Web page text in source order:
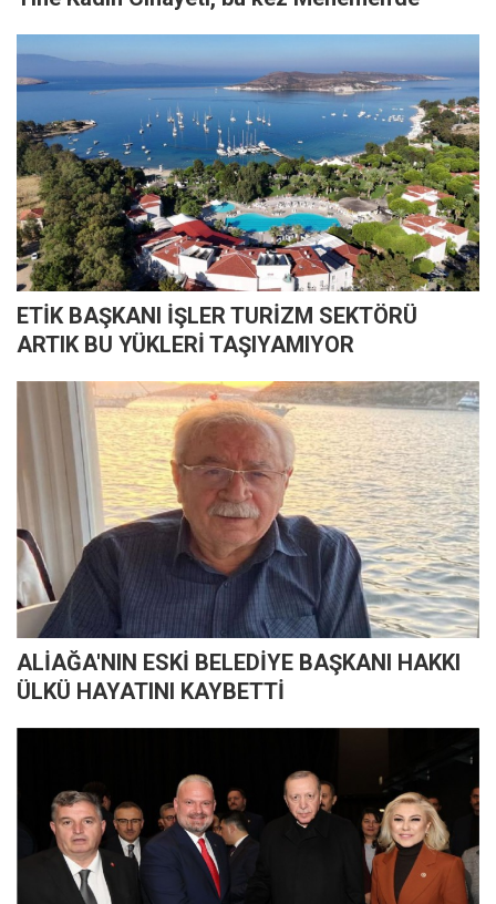
ETİK BAŞKANI İŞLER TURİZM SEKTÖRÜ
ARTIK BU YÜKLERİ TAŞIYAMIYOR
ALİAĞA'NIN ESKİ BELEDİYE BAŞKANI HAKKI
ÜLKÜ HAYATINI KAYBETTİ